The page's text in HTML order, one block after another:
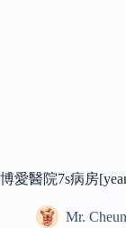
博愛醫院7s病房
Mr.